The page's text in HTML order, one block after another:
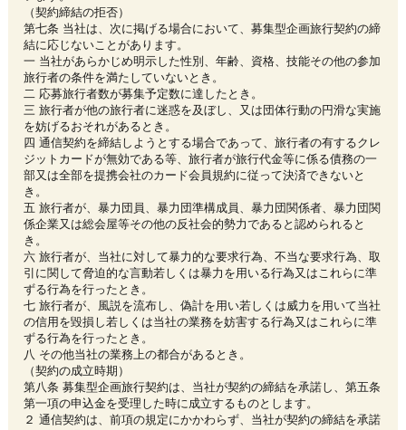
（契約締結の拒否）
第七条 当社は、次に掲げる場合において、募集型企画旅行契約の締
結に応じないことがあります。
一 当社があらかじめ明示した性別、年齢、資格、技能その他の参加
旅行者の条件を満たしていないとき。
二 応募旅行者数が募集予定数に達したとき。
三 旅行者が他の旅行者に迷惑を及ぼし、又は団体行動の円滑な実施
を妨げるおそれがあるとき。
四 通信契約を締結しようとする場合であって、旅行者の有するクレ
ジットカードが無効である等、旅行者が旅行代金等に係る債務の一
部又は全部を提携会社のカード会員規約に従って決済できないと
き。
五 旅行者が、暴力団員、暴力団準構成員、暴力団関係者、暴力団関
係企業又は総会屋等その他の反社会的勢力であると認められると
き。
六 旅行者が、当社に対して暴力的な要求行為、不当な要求行為、取
引に関して脅迫的な言動若しくは暴力を用いる行為又はこれらに準
ずる行為を行ったとき。
七 旅行者が、風説を流布し、偽計を用い若しくは威力を用いて当社
の信用を毀損し若しくは当社の業務を妨害する行為又はこれらに準
ずる行為を行ったとき。
八 その他当社の業務上の都合があるとき。
（契約の成立時期）
第八条 募集型企画旅行契約は、当社が契約の締結を承諾し、第五条
第一項の申込金を受理した時に成立するものとします。
２ 通信契約は、前項の規定にかかわらず、当社が契約の締結を承諾